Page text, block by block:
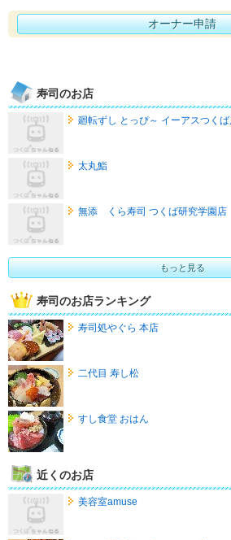
オーナー申請
寿司のお店
廻転ずし とっぴ～ イーアスつく
太丸鮨
無添 くら寿司 つくば研究学園店
もっと見る
寿司のお店ランキング
寿司処やぐら 本店
二代目 寿し松
すし食堂 おはん
近くのお店
美容室amuse